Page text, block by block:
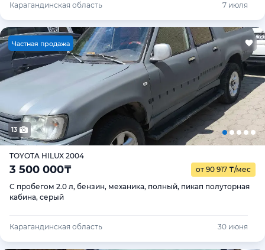
Карагандинская область 7 июля
Частная продажа
13
TOYOTA HILUX 2004
3 500 000₸ от 90 917 ₸/мес
С пробегом 2.0 л, бензин, механика, полный, пикап полуторная
кабина, серый
Карагандинская область 30 июня